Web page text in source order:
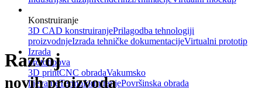
Konstruiranje
3D CAD konstruiranjePrilagodba tehnologiji
proizvodnjeIzrada tehničke dokumentacijeVirtualni prototip
Izrada
prototipova
3D printCNC obradaVakumsko
lijevanjeTermoformiranjePovršinska obrada
Razvoj
novih proizvoda